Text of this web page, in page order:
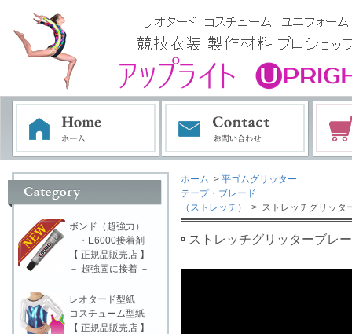
ホーム > 平ゴムグリッター
テープ・ブレード
（ストレッチ）
> ストレッチグリッタ
ストレッチグリッターブレ
ボンド（超強力）
・E6000接着剤
【 正規品販売店 】
－ 超強固に接着 －
レオタード型紙
コスチューム型紙
【 正規品販売店 】